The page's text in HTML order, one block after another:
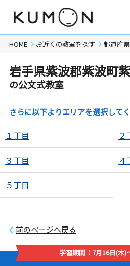
HOME お近くの教室を探す 都道府
岩手県紫波郡紫波町
の公文式教室
さらに以下よりエリアを選択してく
１丁目 ２
３丁目 ４
５丁目
前のページへ戻る
学習期間：7月16日(木)